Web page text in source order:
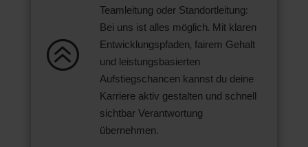
>
Teamleitung oder Standortleitung:
Bei uns ist alles möglich. Mit klaren
Entwicklungspfaden, fairem Gehalt
und leistungsbasierten
Aufstiegschancen kannst du deine
Karriere aktiv gestalten und schnell
sichtbar Verantwortung
übernehmen.